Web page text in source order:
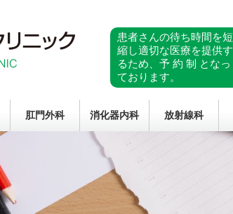
患者さんの待ち時間を短
縮し適切な医療を提供す
るため、予 約 制 となっ
ております。
肛門外科 消化器内科 放射線科